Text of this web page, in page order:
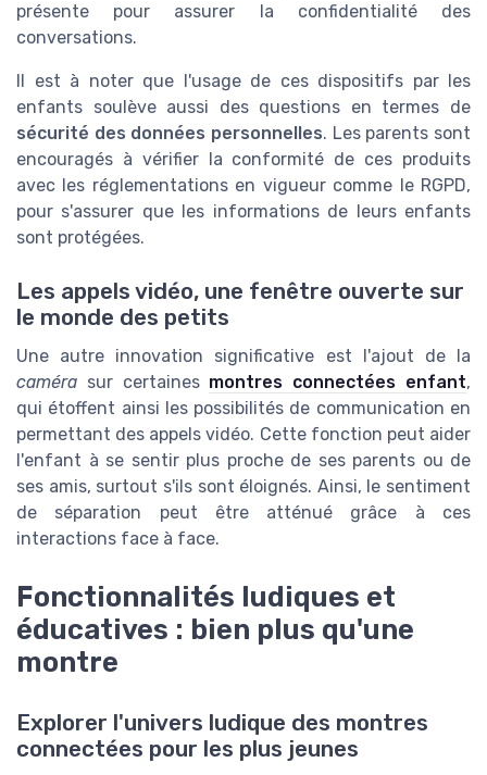
présente pour assurer la confidentialité des
conversations.
Il est à noter que l'usage de ces dispositifs par les
enfants soulève aussi des questions en termes de
sécurité des données personnelles. Les parents sont
encouragés à vérifier la conformité de ces produits
avec les réglementations en vigueur comme le RGPD,
pour s'assurer que les informations de leurs enfants
sont protégées.
Les appels vidéo, une fenêtre ouverte sur
le monde des petits
Une autre innovation significative est l'ajout de la
caméra sur certaines montres connectées enfant,
qui étoffent ainsi les possibilités de communication en
permettant des appels vidéo. Cette fonction peut aider
l'enfant à se sentir plus proche de ses parents ou de
ses amis, surtout s'ils sont éloignés. Ainsi, le sentiment
de séparation peut être atténué grâce à ces
interactions face à face.
Fonctionnalités ludiques et
éducatives : bien plus qu'une
montre
Explorer l'univers ludique des montres
connectées pour les plus jeunes